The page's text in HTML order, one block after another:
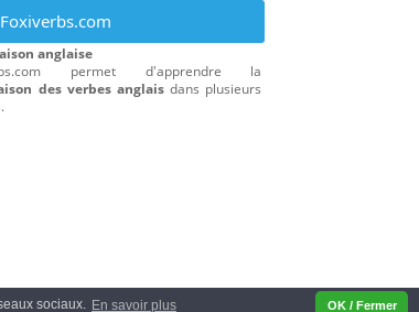
sociaux. En savoir plus OK / Fermer
Foxiverbs.com
anglaise
permet d'apprendre la
des verbes anglaisdans plusieurs